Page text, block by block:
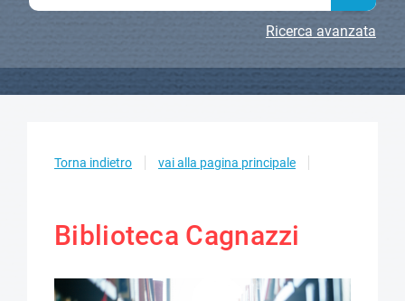
Ricerca avanzata
Torna indietro vai alla pagina principale
Biblioteca Cagnazzi